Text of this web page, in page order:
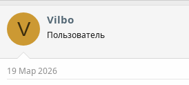
площадку сделать, а то может и совсем
Но на усилитель бампера не надо
лебедки.
а
к
ц
и
и
:
V Vilbo
Пользователь
19 Мар 2026